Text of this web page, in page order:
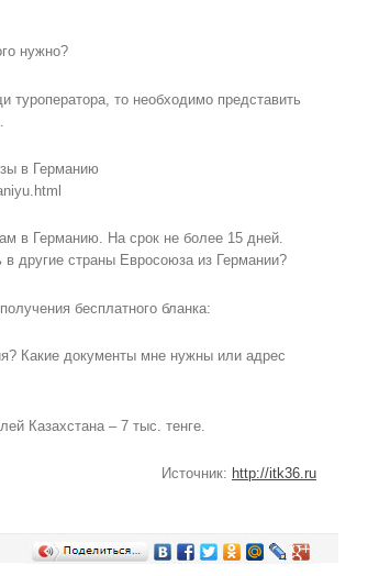
нужно?
туроператора, то необходимо представить
в Германию
в Германию. На срок не более 15 дней.
другие страны Евросоюза из Германии?
бесплатного бланка:
Какие документы мне нужны или адрес
Казахстана – 7 тыс. тенге.
Источник: http://itk36.ru